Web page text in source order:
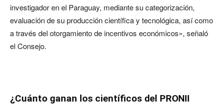
investigador en el Paraguay, mediante su categorización,
evaluación de su producción científica y tecnológica, así como
a través del otorgamiento de incentivos económicos», señaló
el Consejo.
¿Cuánto ganan los científicos del PRONII